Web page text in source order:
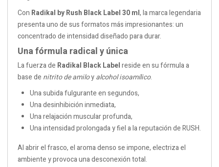
Con Radikal by Rush Black Label 30 ml, la marca legendaria
presenta uno de sus formatos más impresionantes: un
concentrado de intensidad diseñado para durar.
Una fórmula radical y única
La fuerza de Radikal Black Labelreside en su fórmula a
base de nitrito de amiloyalcohol isoamílico.
Una subida fulgurante en segundos,
Una desinhibición inmediata,
Una relajación muscular profunda,
Una intensidad prolongada y fiel a la reputación de RUSH.
Al abrir el frasco, el aroma denso se impone, electriza el
ambiente y provoca una desconexión total.